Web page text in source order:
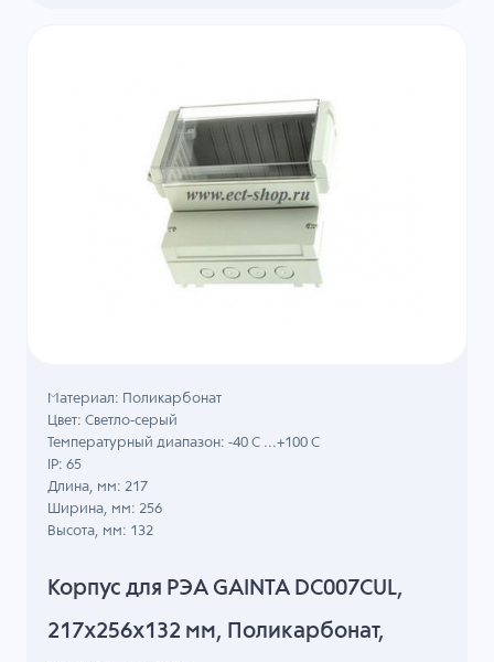
Корпус для РЭА GAINTA DC007CUL,
217x256x132 мм, Поликарбонат,
Материал: Поликарбонат
Цвет: Светло-серый
Температурный диапазон: -40 C ...+100 C
IP: 65
Длина, мм: 217
Ширина, мм: 256
Высота, мм: 132